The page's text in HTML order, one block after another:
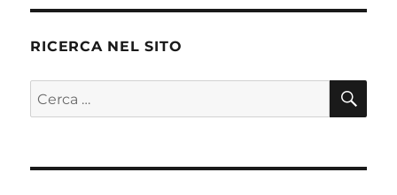
RICERCA NEL SITO
Cerca: